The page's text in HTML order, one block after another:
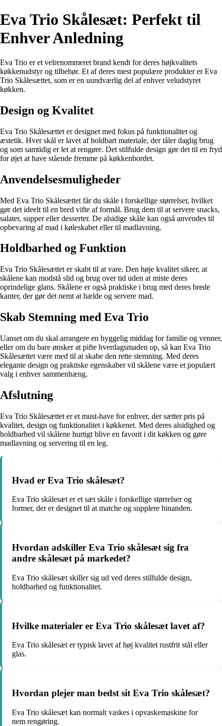
Eva Trio Skålesæt: Perfekt til
Enhver Anledning
Eva Trio er et velrenommeret brand kendt for deres højkvalitets
køkkenudstyr og tilbehør. Et af deres mest populære produkter er Eva
Trio Skålesættet, som er en uundværlig del af enhver veludstyret
køkken.
Design og Kvalitet
Eva Trio Skålesættet er designet med fokus på funktionalitet og
æstetik. Hver skål er lavet af holdbart materiale, der tåler daglig brug
og som samtidig er let at rengøre. Det stilfulde design gør det til en fryd
for øjet at have stående fremme på køkkenbordet.
Anvendelsesmuligheder
Med Eva Trio Skålesættet får du skåle i forskellige størrelser, hvilket
gør det ideelt til en bred vifte af formål. Brug dem til at servere snacks,
salater, supper eller desserter. De alsidige skåle kan også anvendes til
opbevaring af mad i køleskabet eller til madlavning.
Holdbarhed og Funktion
Eva Trio Skålesættet er skabt til at vare. Den høje kvalitet sikrer, at
skålene kan modstå slid og brug over tid uden at miste deres
oprindelige glans. Skålene er også praktiske i brug med deres brede
kanter, der gør det nemt at hælde og servere mad.
Skab Stemning med Eva Trio
Uanset om du skal arrangere en hyggelig middag for familie og venner,
eller om du bare ønsker at pifte hverdagsmaden op, så kan Eva Trio
Skålesættet være med til at skabe den rette stemning. Med deres
elegante design og praktiske egenskaber vil skålene være et populært
valg i enhver sammenhæng.
Afslutning
Eva Trio Skålesættet er et must-have for enhver, der sætter pris på
kvalitet, design og funktionalitet i køkkenet. Med deres alsidighed og
holdbarhed vil skålene hurtigt blive en favorit i dit køkken og gøre
madlavning og servering til en leg.
Hvad er Eva Trio skålesæt?
Eva Trio skålesæt er et sæt skåle i forskellige størrelser og
former, der er designet til at matche og supplere hinanden.
Hvordan adskiller Eva Trio skålesæt sig fra
andre skålesæt på markedet?
Eva Trio skålesæt skiller sig ud ved deres stilfulde design,
holdbarhed og funktionalitet.
Hvilke materialer er Eva Trio skålesæt lavet af?
Eva Trio skålesæt er typisk lavet af høj kvalitet rustfrit stål eller
glas.
Hvordan plejer man bedst sit Eva Trio skålesæt?
Eva Trio skålesæt kan normalt vaskes i opvaskemaskine for
nem rengøring.